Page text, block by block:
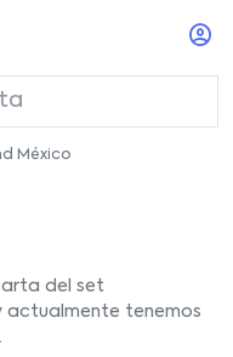
México
del set
actualmente tenemos